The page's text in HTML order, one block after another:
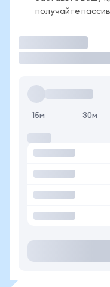
получайте
15м 30м